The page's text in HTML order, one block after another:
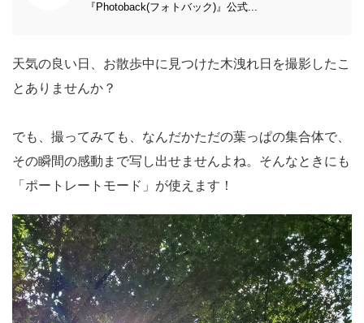
『Photoback(フォトバック)』公式...
天気の良い日、お散歩中に見つけた木洩れ日を撮影したこ
とありませんか？
でも、撮ってみても、なんだかただの葉っぱの集合体で、
その瞬間の感動まで写し出せませんよね。そんなときにも
「ポートレートモード」が使えます！